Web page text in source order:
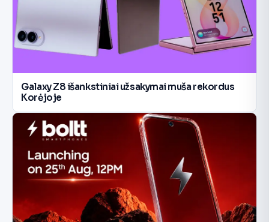
Galaxy Z8 išankstiniai užsakymai muša rekordus
Korėjoje